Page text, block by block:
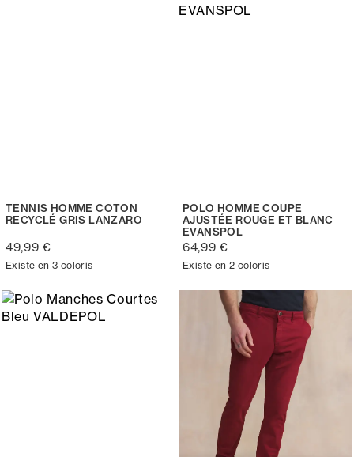
TENNIS HOMME COTON
RECYCLÉ GRIS LANZARO
49,99 €
Existe en 3 coloris
POLO HOMME COUPE
AJUSTÉE ROUGE ET BLANC
EVANSPOL
64,99 €
Existe en 2 coloris